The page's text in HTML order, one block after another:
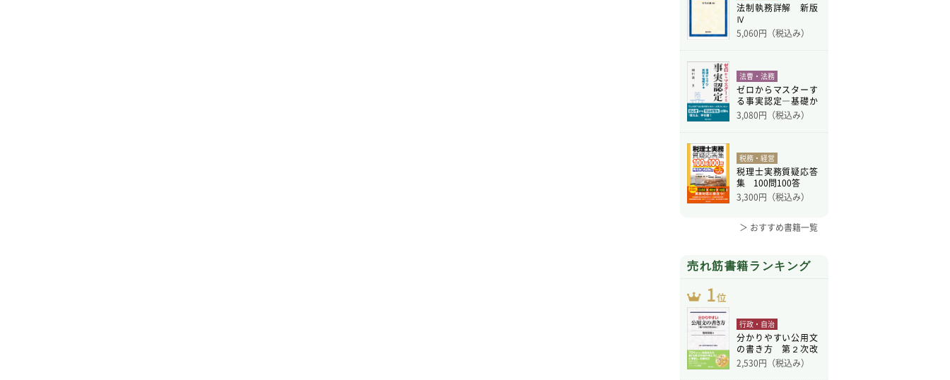
法制執務詳解 新版
Ⅳ
5,060円（税込み）
法曹・法務
ゼロからマスターす
る事実認定―基礎か
ら学
3,080円（税込み）
税務・経営
税理士実務質疑応答
集 100問100答
3,300円（税込み）
＞ おすすめ書籍一覧
売れ筋書籍ランキング
行政・自治
分かりやすい公用文
の書き方 第２次改
訂版
2,530円（税込み）